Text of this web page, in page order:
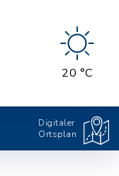
20 °C
Digitaler
Ortsplan